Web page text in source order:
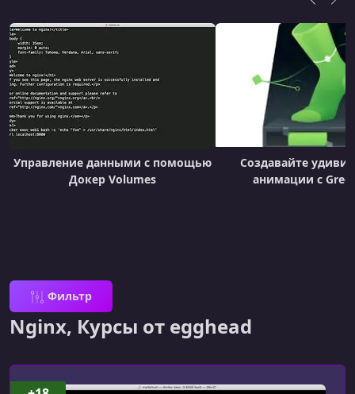
Управление данными с помощью
Докер Volumes
Создавайте
анимации с
Фильтр
Nginx, Курсы от egghead